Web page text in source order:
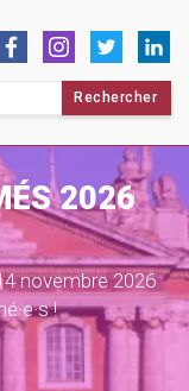
2026
novembre 2026
!